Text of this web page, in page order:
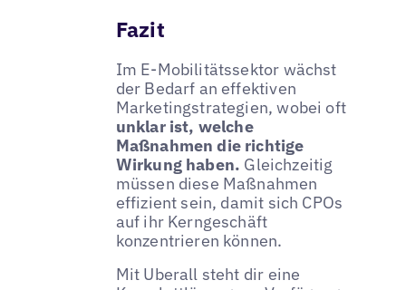
Fazit
Im E-Mobilitätssektor wächst
der Bedarf an effektiven
Marketingstrategien, wobei oft
unklar ist, welche
Maßnahmen die richtige
Wirkung haben. Gleichzeitig
müssen diese Maßnahmen
effizient sein, damit sich CPOs
auf ihr Kerngeschäft
konzentrieren können.
Mit Uberall steht dir eine